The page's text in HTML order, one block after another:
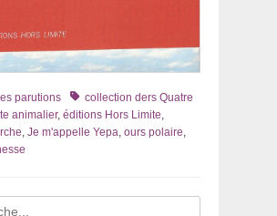
parutions Tagscollection ders Quatre
animalier, éditions Hors Limite,
, Je m'appelle Yepa, ours polaire,